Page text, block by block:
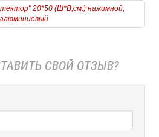
20*50 (Ш*В,см.) нажимной,
алюминиевый
СВОЙ ОТЗЫВ?